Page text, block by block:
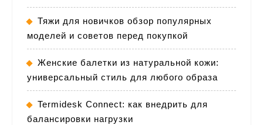
Тяжи для новичков обзор популярных
моделей и советов перед покупкой
Женские балетки из натуральной кожи:
универсальный стиль для любого образа
Termidesk Connect: как внедрить для
балансировки нагрузки